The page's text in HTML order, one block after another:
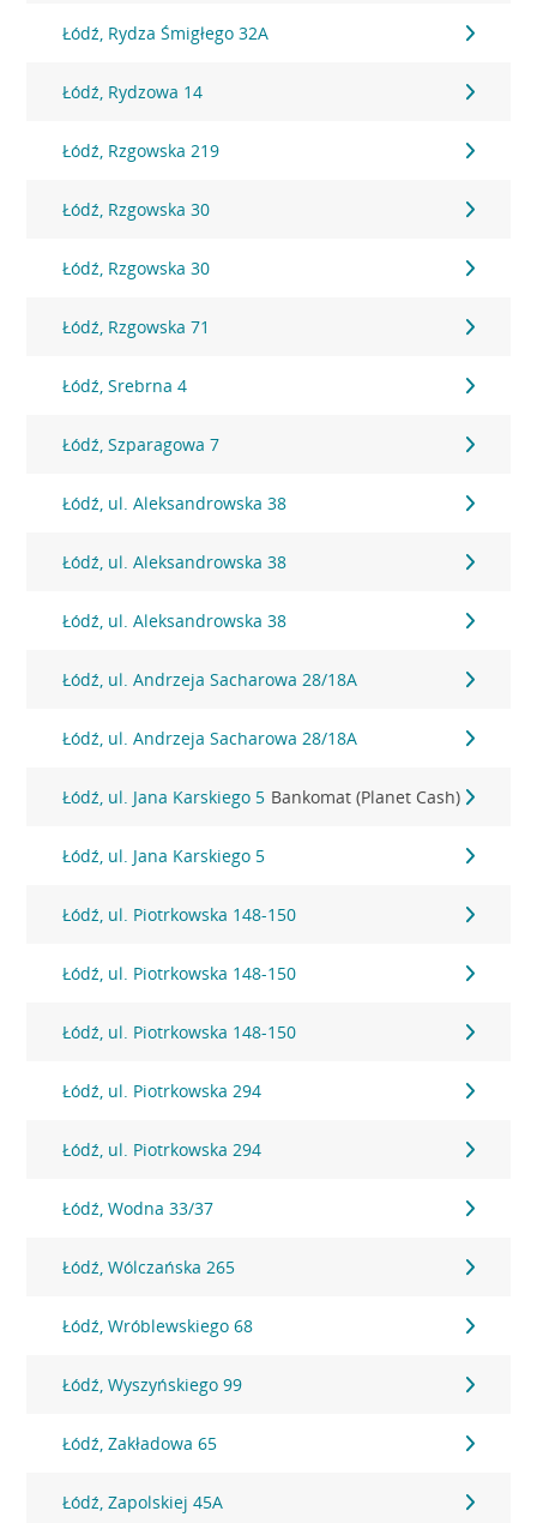
Łódź, Rydza Śmigłego 32A
Łódź, Rydzowa 14
Łódź, Rzgowska 219
Łódź, Rzgowska 30
Łódź, Rzgowska 30
Łódź, Rzgowska 71
Łódź, Srebrna 4
Łódź, Szparagowa 7
Łódź, ul. Aleksandrowska 38
Łódź, ul. Aleksandrowska 38
Łódź, ul. Aleksandrowska 38
Łódź, ul. Andrzeja Sacharowa 28/18A
Łódź, ul. Andrzeja Sacharowa 28/18A
Łódź, ul. Jana Karskiego 5 Bankomat (Planet Cash)
Łódź, ul. Jana Karskiego 5
Łódź, ul. Piotrkowska 148-150
Łódź, ul. Piotrkowska 148-150
Łódź, ul. Piotrkowska 148-150
Łódź, ul. Piotrkowska 294
Łódź, ul. Piotrkowska 294
Łódź, Wodna 33/37
Łódź, Wólczańska 265
Łódź, Wróblewskiego 68
Łódź, Wyszyńskiego 99
Łódź, Zakładowa 65
Łódź, Zapolskiej 45A